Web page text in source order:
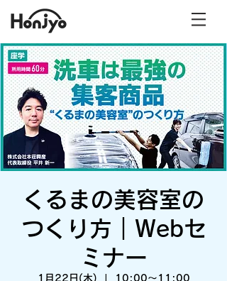
くるまの美容室の
つくり方｜Webセ
ミナー
1月22日(木) 10:00～11:00